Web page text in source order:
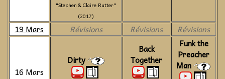
"Stephen & Claire Rutter"
(2017)
19 Mars Révisions Révisions Révisions
16 Mars
Dirty
Back
Together
Funk the
Preacher
Man